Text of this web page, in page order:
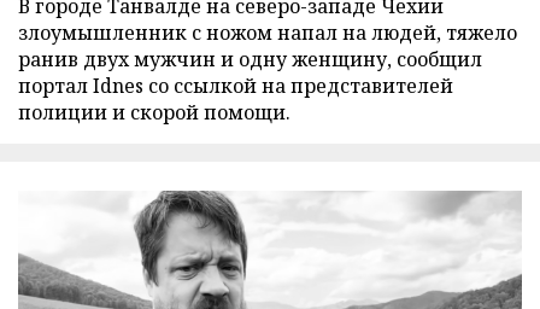
В городе Танвалде на северо-западе Чехии
злоумышленник с ножом напал на людей, тяжело
ранив двух мужчин и одну женщину, сообщил
портал Idnes со ссылкой на представителей
полиции и скорой помощи.